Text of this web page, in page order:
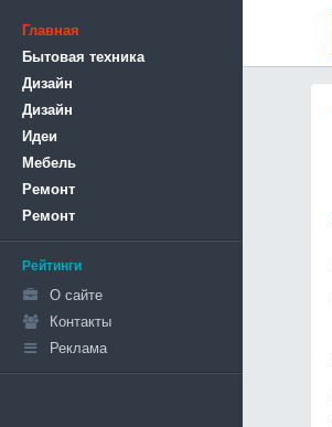
Главная
Бытовая техника
Дизайн
Дизайн
Идеи
Мебель
Ремонт
Ремонт
Рейтинги
О сайте
Контакты
Реклама